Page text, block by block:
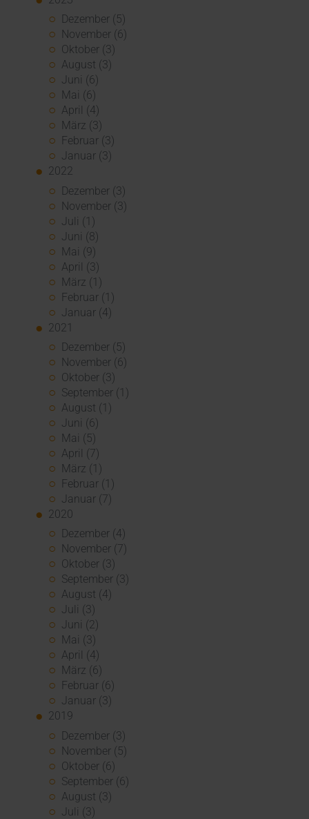
Dezember (5)
November (6)
Oktober (3)
August (3)
Juni (6)
Mai (6)
April (4)
März (3)
Februar (3)
Januar (3)
2022
Dezember (3)
November (3)
Juli (1)
Juni (8)
Mai (9)
April (3)
März (1)
Februar (1)
Januar (4)
2021
Dezember (5)
November (6)
Oktober (3)
September (1)
August (1)
Juni (6)
Mai (5)
April (7)
März (1)
Februar (1)
Januar (7)
2020
Dezember (4)
November (7)
Oktober (3)
September (3)
August (4)
Juli (3)
Juni (2)
Mai (3)
April (4)
März (6)
Februar (6)
Januar (3)
2019
Dezember (3)
November (5)
Oktober (6)
September (6)
August (3)
Juli (3)